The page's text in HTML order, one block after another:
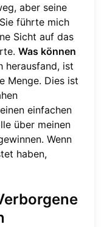
aber seine
führte mich
Sicht auf das
Was können
herausfand, ist
Menge. Dies ist
einfachen
über meinen
Wenn
haben,